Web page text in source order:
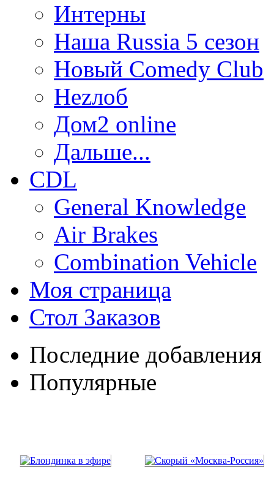
Интерны
Наша Russia 5 сезон
Новый Comedy Club
Неzлоб
Дом2 online
Дальше...
CDL
General Knowledge
Air Brakes
Combination Vehicle
Моя страница
Стол Заказов
Последние добавления
Популярные